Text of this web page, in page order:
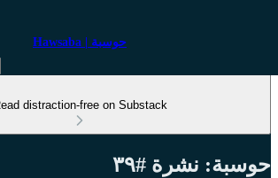
Hawsaba | حوسبة
distraction-free on Substack
حوسبة: نشرة #٣٩